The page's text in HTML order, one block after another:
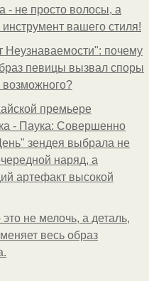
- не просто волосы, а
вашего стиля!
почему
певицы вызвал споры
возможного?
премьере
- Паука: Совершенно
зендея выбрала не
наряд, а
артефакт высокой
не мелочь, а деталь,
весь образ